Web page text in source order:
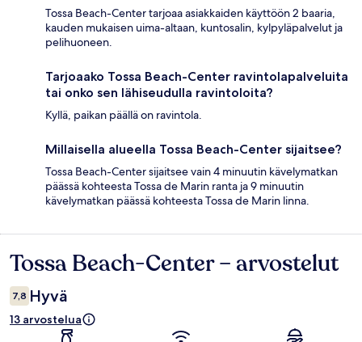
Tossa Beach-Center tarjoaa asiakkaiden käyttöön 2 baaria,
kauden mukaisen uima-altaan, kuntosalin, kylpyläpalvelut ja
pelihuoneen.
Tarjoaako Tossa Beach-Center ravintolapalveluita
tai onko sen lähiseudulla ravintoloita?
Kyllä, paikan päällä on ravintola.
Millaisella alueella Tossa Beach-Center sijaitsee?
Tossa Beach-Center sijaitsee vain 4 minuutin kävelymatkan
päässä kohteesta Tossa de Marin ranta ja 9 minuutin
kävelymatkan päässä kohteesta Tossa de Marin linna.
Arvostelut
Tossa Beach-Center – arvostelut
7,8 Hyvä
13 arvostelua